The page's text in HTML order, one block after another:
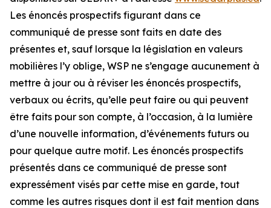
Les énoncés prospectifs figurant dans ce
communiqué de presse sont faits en date des
présentes et, sauf lorsque la législation en valeurs
mobilières l’y oblige, WSP ne s’engage aucunement à
mettre à jour ou à réviser les énoncés prospectifs,
verbaux ou écrits, qu’elle peut faire ou qui peuvent
être faits pour son compte, à l’occasion, à la lumière
d’une nouvelle information, d’événements futurs ou
pour quelque autre motif. Les énoncés prospectifs
présentés dans ce communiqué de presse sont
expressément visés par cette mise en garde, tout
comme les autres risques dont il est fait mention dans